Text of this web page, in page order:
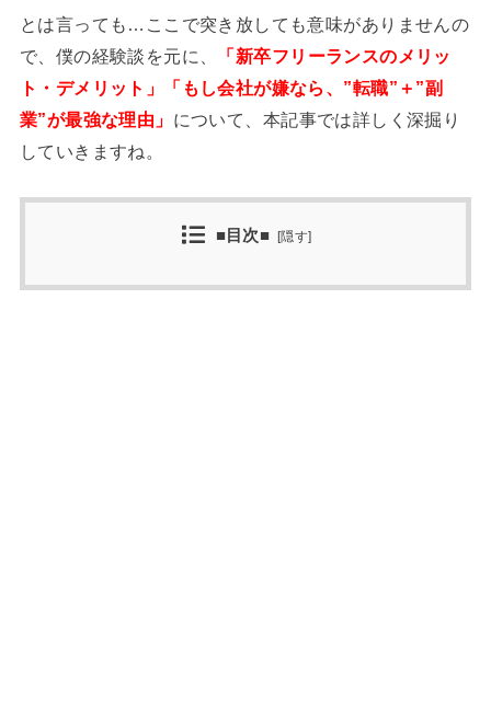
とは言っても…ここで突き放しても意味がありませんの
で、僕の経験談を元に、
「新卒フリーランスのメリッ
ト・デメリット」「もし会社が嫌なら、”転職”＋”副
業”が最強な理由」 について、本記事では詳しく深掘り
していきますね。
■目次■ [隠す]